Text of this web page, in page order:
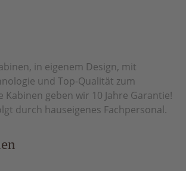
in eigenem Design, mit
und Top-Qualität zum
Kabinen geben wir 10 Jahre Garantie!
durch hauseigenes Fachpersonal.